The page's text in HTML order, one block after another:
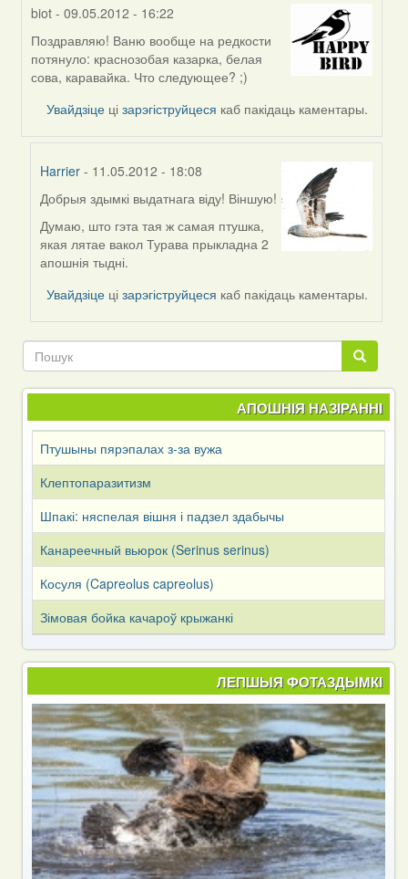
biot - 09.05.2012 - 16:22
In
reply
to
paleshuk-
Поздравляю! Ваню вообще на редкости
потянуло: краснозобая казарка, белая
сова, каравайка. Что следующее? ;)
Увайдзіце цізарэгіструйцеся каб пакідаць каментары.
Harrier - 11.05.2012 - 18:08
In
reply
to
by
Добрыя здымкі выдатнага віду! Віншую!
Думаю, што гэта тая ж самая птушка,
якая лятае вакол Турава прыкладна 2
апошнія тыдні.
Увайдзіце цізарэгіструйцеся каб пакідаць каментары.
Пошук
Пошук
АПОШНІЯ НАЗІРАННІ
Птушыны пярэпалах з-за вужа
Клептопаразитизм
Шпакі: няспелая вішня і падзел здабычы
Канареечный вьюрок (Serinus serinus)
Косуля (Capreоlus capreоlus)
Зімовая бойка качароў крыжанкі
ЛЕПШЫЯ ФОТАЗДЫМКІ